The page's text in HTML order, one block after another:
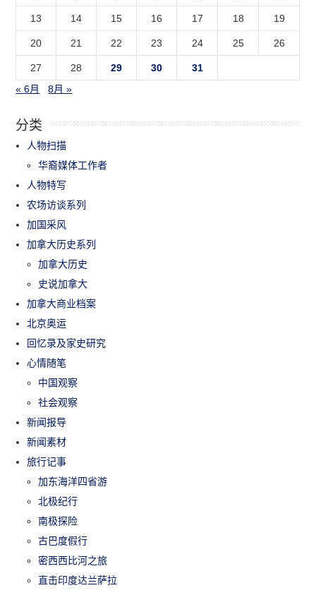
13 14 15 16 17 18 19
20 21 22 23 24 25 26
27 28 29 30
31
« 6月
8月 »
分类
人物扫描
华裔媒体工作者
人物特写
农场访谈系列
加国采风
加拿大历史系列
加拿大历史
史说加拿大
加拿大商业档案
北京奥运
回忆录及家史研究
心情随笔
中国观察
社会观察
新闻报导
新闻素材
旅行记事
加东海洋四省游
北极纪行
南极探险
古巴度假行
密西西比河之旅
直击印度达兰萨拉